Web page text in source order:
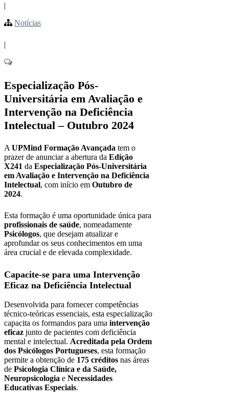
|
Notícias
|
Especialização Pós-
Universitária em Avaliação e
Intervenção na Deficiência
Intelectual – Outubro 2024
A UPMind Formação Avançada tem o
prazer de anunciar a abertura da Edição
X241 da Especialização Pós-Universitária
em Avaliação e Intervenção na Deficiência
Intelectual, com início em Outubro de
2024.
Esta formação é uma oportunidade única para
profissionais de saúde, nomeadamente
Psicólogos, que desejam atualizar e
aprofundar os seus conhecimentos em uma
área crucial e de elevada complexidade.
Capacite-se para uma Intervenção
Eficaz na Deficiência Intelectual
Desenvolvida para fornecer competências
técnico-teóricas essenciais, esta especialização
capacita os formandos para uma intervenção
eficaz junto de pacientes com deficiência
mental e intelectual. Acreditada pela Ordem
dos Psicólogos Portugueses, esta formação
permite a obtenção de 175 créditos nas áreas
de Psicologia Clínica e da Saúde,
Neuropsicologia e Necessidades
Educativas Especiais.